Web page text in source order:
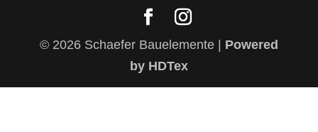
© 2026 Schaefer Bauelemente | Powered
by HDTex